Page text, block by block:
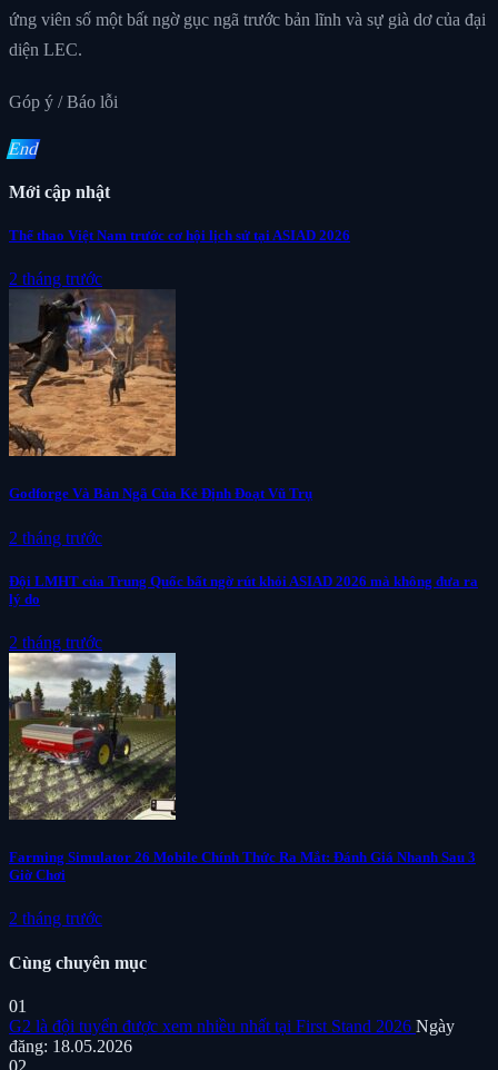
ứng viên số một bất ngờ gục ngã trước bản lĩnh và sự già dơ của đại
diện LEC.
Góp ý / Báo lỗi
End
Mới cập nhật
Thể thao Việt Nam trước cơ hội lịch sử tại ASIAD 2026
2 tháng trước
Godforge Và Bản Ngã Của Kẻ Định Đoạt Vũ Trụ
2 tháng trước
Đội LMHT của Trung Quốc bất ngờ rút khỏi ASIAD 2026 mà không đưa ra
lý do
2 tháng trước
Farming Simulator 26 Mobile Chính Thức Ra Mắt: Đánh Giá Nhanh Sau 3
Giờ Chơi
2 tháng trước
Cùng chuyên mục
01
G2 là đội tuyển được xem nhiều nhất tại First Stand 2026 Ngày
đăng: 18.05.2026
02